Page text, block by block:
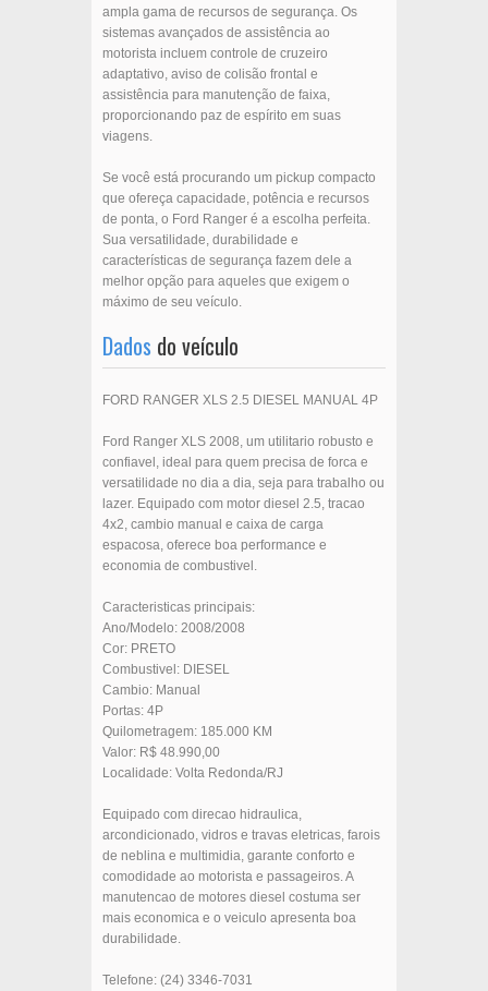
ampla gama de recursos de segurança. Os
sistemas avançados de assistência ao
motorista incluem controle de cruzeiro
adaptativo, aviso de colisão frontal e
assistência para manutenção de faixa,
proporcionando paz de espírito em suas
viagens.
Se você está procurando um pickup compacto
que ofereça capacidade, potência e recursos
de ponta, o Ford Ranger é a escolha perfeita.
Sua versatilidade, durabilidade e
características de segurança fazem dele a
melhor opção para aqueles que exigem o
máximo de seu veículo.
Dados do veículo
FORD RANGER XLS 2.5 DIESEL MANUAL 4P
Ford Ranger XLS 2008, um utilitario robusto e
confiavel, ideal para quem precisa de forca e
versatilidade no dia a dia, seja para trabalho ou
lazer. Equipado com motor diesel 2.5, tracao
4x2, cambio manual e caixa de carga
espacosa, oferece boa performance e
economia de combustivel.
Caracteristicas principais:
Ano/Modelo: 2008/2008
Cor: PRETO
Combustivel: DIESEL
Cambio: Manual
Portas: 4P
Quilometragem: 185.000 KM
Valor: R$ 48.990,00
Localidade: Volta Redonda/RJ
Equipado com direcao hidraulica,
arcondicionado, vidros e travas eletricas, farois
de neblina e multimidia, garante conforto e
comodidade ao motorista e passageiros. A
manutencao de motores diesel costuma ser
mais economica e o veiculo apresenta boa
durabilidade.
Telefone: (24) 3346-7031